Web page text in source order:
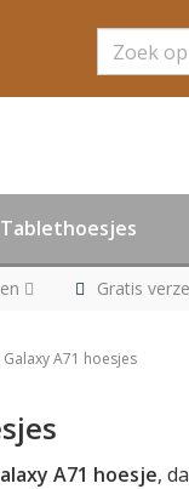
Zoeken
Tablethoesjes
Gratis
Galaxy A71 hoesjes
A71 hoesje,